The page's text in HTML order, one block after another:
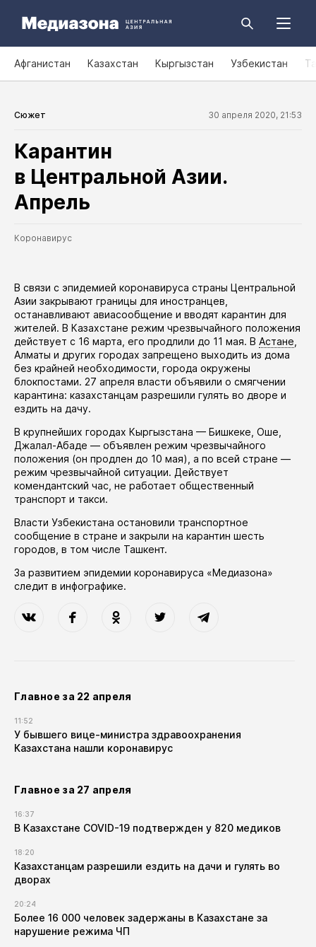
Афганистан Казахстан Кыргызстан Узбекистан
Сюжет 30 апреля 2020, 21:53
Карантин
в Центральной Азии.
Апрель
Коронавирус
В связи с эпидемией коронавируса страны Центральной
Азии закрывают границы для иностранцев,
останавливают авиасообщение и вводят карантин для
жителей. В Казахстане режим чрезвычайного положения
действует с 16 марта, его продлили до 11 мая. В Астане
Алматы и других городах запрещено выходить из дома
без крайней необходимости, города окружены
блокпостами. 27 апреля власти объявили о смягчении
карантина: казахстанцам разрешили гулять во дворе и
ездить на дачу.
В крупнейших городах Кыргызстана — Бишкеке, Оше,
Джалал-Абаде — объявлен режим чрезвычайного
положения (он продлен до 10 мая), а по всей стране —
режим чрезвычайной ситуации. Действует
комендантский час, не работает общественный
транспорт и такси.
Власти Узбекистана остановили транспортное
сообщение в стране и закрыли на карантин шесть
городов, в том числе Ташкент.
За развитием эпидемии коронавируса «Медиазона»
следит в инфографике.
Главное за 22 апреля
11:52
У бывшего вице-министра здравоохранения
Казахстана нашли коронавирус
Главное за 27 апреля
16:37
В Казахстане COVID-19 подтвержден у 820 медиков
18:20
Казахстанцам разрешили ездить на дачи и гулять во
дворах
20:24
Более 16 000 человек задержаны в Казахстане за
нарушение режима ЧП